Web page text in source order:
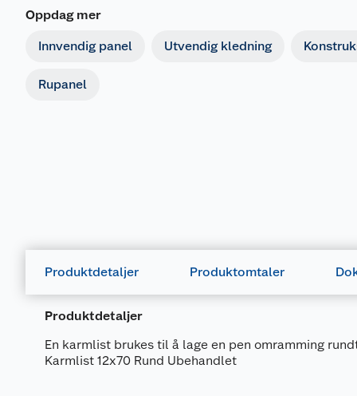
Oppdag mer
Innvendig panel Utvendig kledning
Rupanel
Produktdetaljer Produktomtaler
Produktdetaljer
En karmlist brukes til å lage en pen omramming
Karmlist 12x70 Rund Ubehandlet